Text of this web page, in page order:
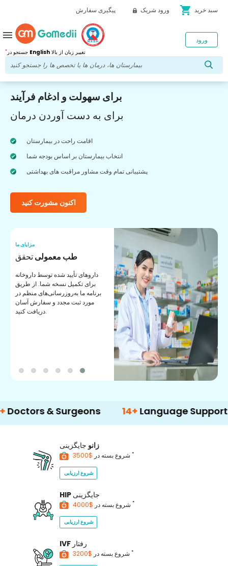
پیگیری سفارش ورود شریک shopping_cart سبد خرید
* English تغییر زبان از بالا
ورود menu
برای سهولت و ادغام فرآیند
برای به دست آوردن درمان
اقامت راحت در بیمارستان
انتخاب بیمارستان بر اساس بودجه شما
پشتیبانی تمام وقت مشاور مراقبت های بهداشتی
اکنون مشورت کنید
مزایای ما
طب معمولیتحقق
داروهای تأیید شده توسط داروخانه
برای تکمیل نسخه شما. از طریق
برنامه ما به‌روزرسانی‌های منظم در
مورد ثبت مجدد و سفارش آسان
دریافت کنید.
& Surgeons 14+ Language Support
زانو جایگزینی
شروع بسته در *
شروع ارزیابی
HIP جایگزینی
شروع بسته در *
شروع ارزیابی
IVF رفتار
شروع بسته در *